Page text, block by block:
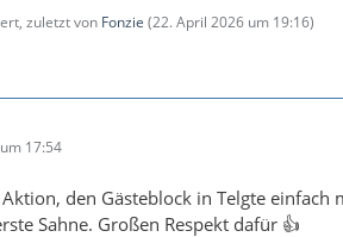
zuletzt von Fonzie (22. April 2026 um 19:16)
17:54
den Gästeblock in Telgte
Sahne. Großen Respekt dafür 👍